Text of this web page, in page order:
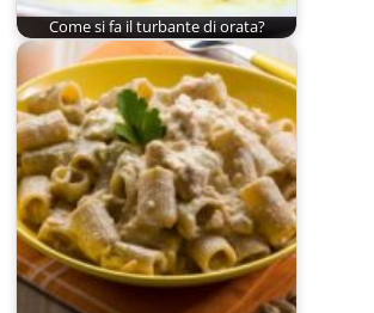
Come si fa il turbante di orata?